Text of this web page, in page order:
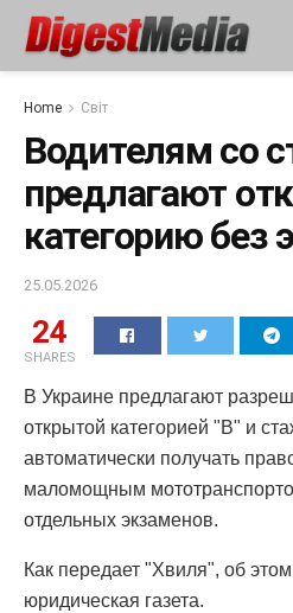
Home Світ
Водителям со
предлагают
категорию без
25.05.2026
24
SHARES
В Украине предлагают
открытой категорией "В" и
автоматически получать
маломощным
отдельных экзаменов.
Как передает "Хвиля", об
юридическая газета.